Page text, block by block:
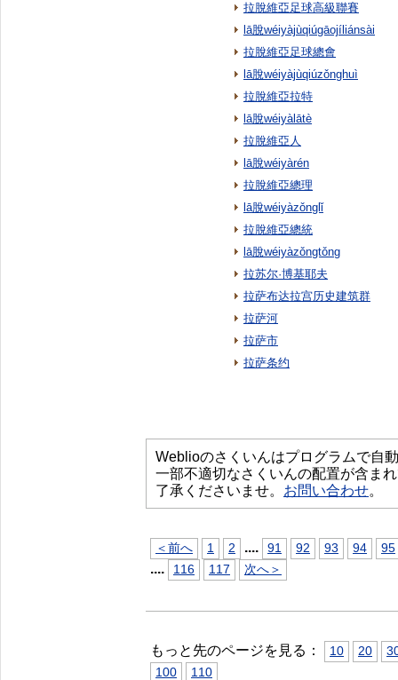
拉脫維亞足球高級聯賽
lā脫wéiyàjùqiúgāojíliánsài
拉脫維亞足球總會
lā脫wéiyàjùqiúzǒnghuì
拉脫維亞拉特
lā脫wéiyàlātè
拉脫維亞人
lā脫wéiyàrén
拉脫維亞總理
lā脫wéiyàzǒnglǐ
拉脫維亞總統
lā脫wéiyàzǒngtǒng
拉苏尔·博基耶夫
拉萨布达拉宫历史建筑群
拉萨河
拉萨市
拉萨条约
Weblioのさくいんはプログラムで自
一部不適切なさくいんの配置が含ま
了承くださいませ。 お問い合わせ。
＜前へ 1 2 .... 91 92 93 94 95
.... 116 117 次へ＞
もっと先のページを見る： 10 20
100
110